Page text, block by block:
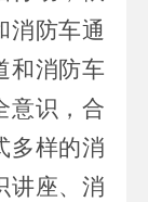
消防车通
和消防车
意识 ， 合
多样的消
讲座、消